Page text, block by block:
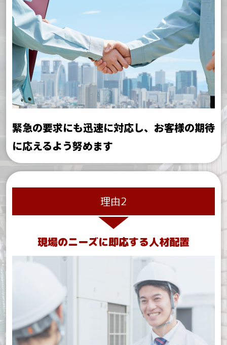
緊急の要求にも迅速に対応し、お客様の期待
に応えるよう努めます
理由2
現場のニーズに即応する人材配置